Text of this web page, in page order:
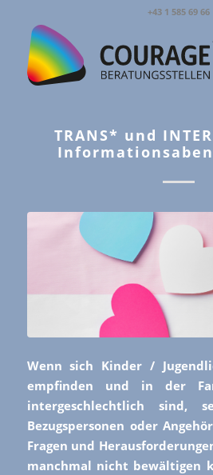
+43 1 585 69 66
TRANS* und
Wenn sich Kinder /
empfinden und in der
intergeschlechtlich sind,
Bezugspersonen oder
Fragen und
manchmal nicht bewältigen